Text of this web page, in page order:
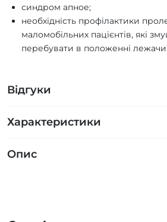
синдром апное;
необхідність профілактики
маломобільних пацієнтів, які
перебувати в положенні лежачи
Відгуки
Характеристики
Опис